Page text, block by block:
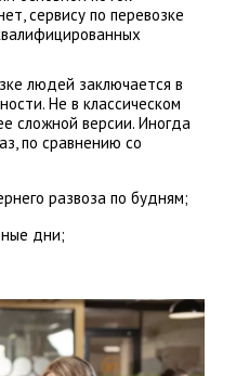
сервису по перевозке
людей заключается в
Не в классическом
сложной версии. Иногда
по сравнению со
развоза по будням;
дни;